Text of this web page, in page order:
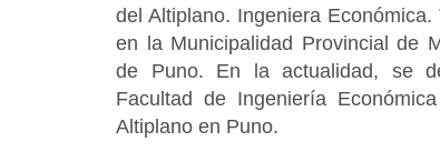
del Altiplano. Ingeniera
en la Municipalidad Provincial de
de Puno. En la actualidad, se
Facultad de Ingeniería
Altiplano en Puno.